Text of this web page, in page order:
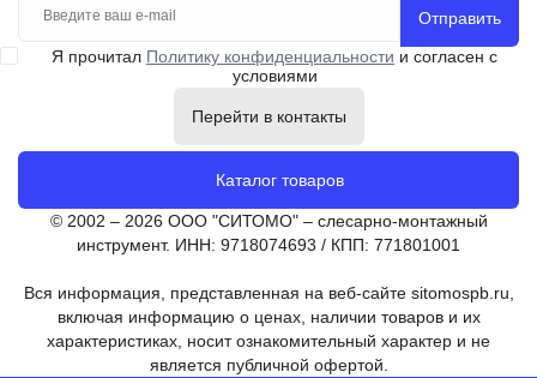
Отправить
Я прочитал Политику конфиденциальности и согласен с
условиями
Перейти в контакты
Каталог товаров
© 2002 – 2026 ООО "СИТОМО" – слесарно-монтажный
инструмент. ИНН: 9718074693 / КПП: 771801001
Вся информация, представленная на веб-сайте sitomospb.ru,
включая информацию о ценах, наличии товаров и их
характеристиках, носит ознакомительный характер и не
является публичной офертой.